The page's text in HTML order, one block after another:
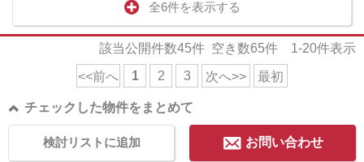
全6件を表示する
該当公開件数45件 空き数65件 1-20件表示
<<前へ 1 2 3 次へ>> 最初
チェックした物件をまとめて
お問い合わせ
検討リストに追加